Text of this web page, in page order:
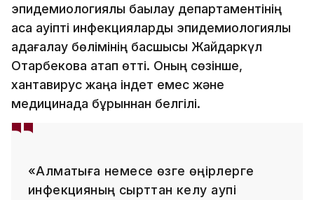
эпидемиологиялық бақылау департаментінің
аса қауіпті инфекцияларды эпидемиологиялық
қадағалау бөлімінің басшысы Жайдаркүл
Отарбекова атап өтті. Оның сөзінше,
хантавирус жаңа індет емес және
медицинада бұрыннан белгілі.
«Алматыға немесе өзге өңірлерге
инфекцияның сырттан келу қаупі